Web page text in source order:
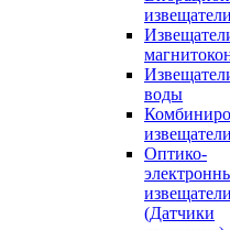
извещатели
воды
извещатели
Оптико-
извещатели
(Датчики